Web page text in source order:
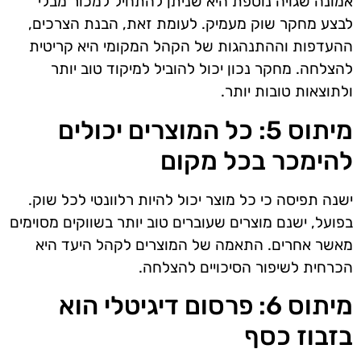
לבצע מחקר שוק מעמיק. לעומת זאת, הבנת הצרכים,
ההעדפות וההתנהגות של הקהל המקומי היא קריטית
להצלחה. מחקר נכון יכול להוביל למיקוד טוב יותר
ולתוצאות טובות יותר.
מיתוס 5: כל המוצרים יכולים
להימכר בכל מקום
ישנה תפיסה כי כל מוצר יכול להיות רלוונטי לכל שוק.
בפועל, ישנם מוצרים שעוברים טוב יותר בשווקים מסוימים
מאשר אחרים. התאמה של המוצרים לקהל היעד היא
הכרחית לשיפור הסיכויים להצלחה.
מיתוס 6: פרסום דיגיטלי הוא
בזבוז כסף